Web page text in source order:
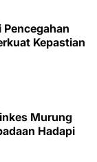
Kepastian
Murung
Hadapi